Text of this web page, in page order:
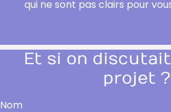
qui ne sont pas clairs pour
Et si on
projet ?
Nom